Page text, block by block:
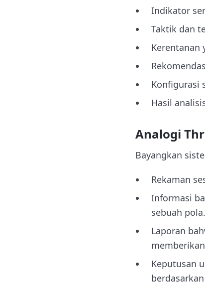
Indikator
Taktik dan
Kerentanan
Konfigurasi
Hasil
Analogi
Bayangkan
Rekaman
Informasi
sebuah pola.
Laporan
Keputusan